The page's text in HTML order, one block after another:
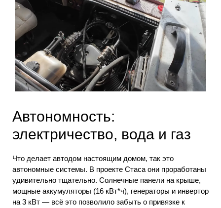
Автономность:
электричество, вода и газ
Что делает автодом настоящим домом, так это
автономные системы. В проекте Стаса они проработаны
удивительно тщательно. Солнечные панели на крыше,
мощные аккумуляторы (16 кВт*ч), генераторы и инвертор
на 3 кВт — всё это позволило забыть о привязке к